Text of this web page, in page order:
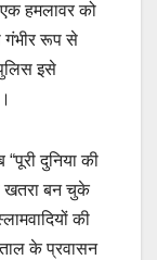
हमलावर को
गंभीर रूप से
इसे
दुनिया की
खतरा बन चुके
की
के प्रवासन